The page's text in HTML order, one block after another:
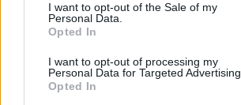
I want to opt-out of the Sale of my
Personal Data.
Opted In
I want to opt-out of processing my
Personal Data for Targeted Advertising.
Opted In